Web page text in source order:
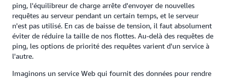
ping, l'équilibreur de charge arrête d'envoyer de nouvelles
requêtes au serveur pendant un certain temps, et le serveur
n'est pas utilisé. En cas de baisse de tension, il faut absolument
éviter de réduire la taille de nos flottes. Au-delà des requêtes de
ping, les options de priorité des requêtes varient d'un service à
l'autre.
Imaginons un service Web qui fournit des données pour rendre